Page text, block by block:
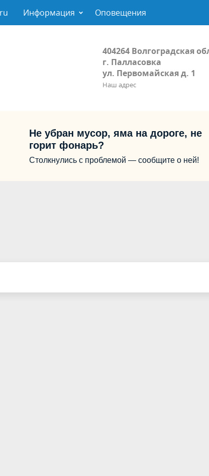
Информация Оповещения
404264 Волгоградская
г. Палласовка
ул. Первомайская д. 1
Наш адрес
Не убран мусор, яма на дороге, не
горит фонарь?
Столкнулись с проблемой — сообщите о ней!